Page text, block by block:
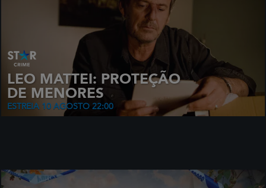
LEO MATTEI: PROTEÇÃO
DE MENORES
ESTREIA 10 AGOSTO 22:00